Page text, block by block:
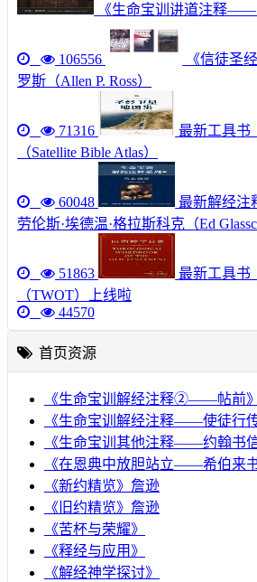
《生命宝训讲道注释
106556
《信徒圣
罗斯（Allen P. Ross）
71316
最新工具书
（Satellite Bible Atlas）
60048
最新解经注
劳伦斯·埃德温·格拉斯科克（Ed
51863
最新工具书
（TWOT）上线啦
44570
首页资源
《生命宝训解经注释②——帖前
《生命宝训解经注释——使徒行
《生命宝训其他注释——约翰书信
《在恩典中放胆站立——希伯来书
《新约精览》詹逊
《旧约精览》詹逊
《苦杯与荣耀》
《释经与应用》
《解经神学探讨》